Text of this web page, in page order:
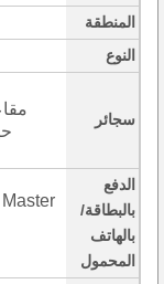
المنطقة
النوع
سجائر
الدفع
بالبطاقة/
بالهاتف
المحمول